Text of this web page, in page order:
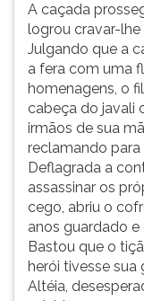
A caçada
logrou cravar-
Julgando que a
a fera com uma
homenagens, o
cabeça do javali
irmãos de sua
reclamando para
Deflagrada a
assassinar os
cego, abriu o
anos guardado
Bastou que o
herói tivesse sua
Altéia,